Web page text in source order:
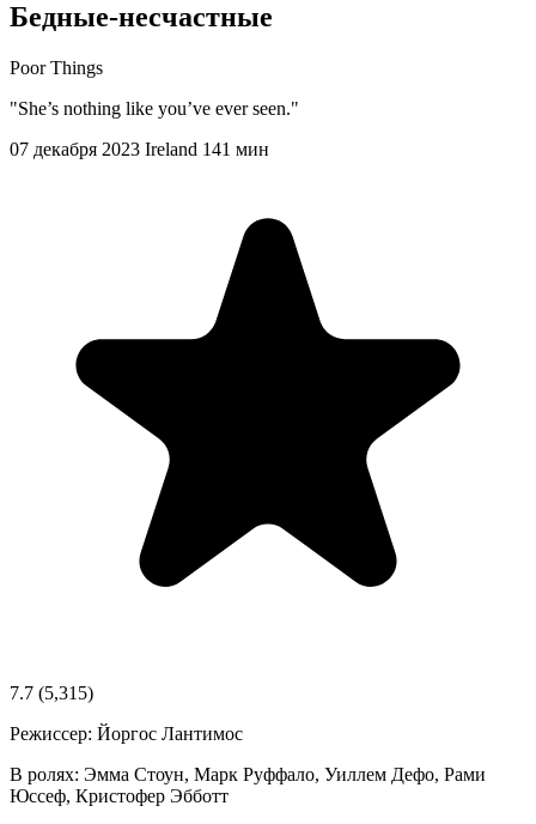
Бедные-несчастные
Poor Things
"She’s nothing like you’ve ever seen."
07 декабря 2023 Ireland 141 мин
7.7 (5,315)
Режиссер: Йоргос Лантимос
В ролях: Эмма Стоун, Марк Руффало, Уиллем Дефо, Рами
Юссеф, Кристофер Эбботт